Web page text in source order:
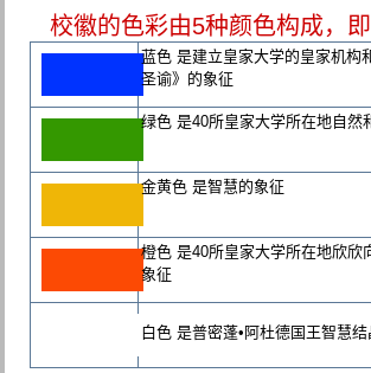
校徽的色彩由5种颜色构成，即
蓝色 是建立皇家大学的皇家机构
圣谕》的象征
绿色 是40所皇家大学所在地自然
金黄色 是智慧的象征
橙色 是40所皇家大学所在地欣欣
象征
白色 是普密蓬•阿杜德国王智慧